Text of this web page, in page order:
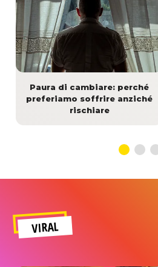
Paura di cambiare: perché
preferiamo soffrire anziché
rischiare
VIRAL